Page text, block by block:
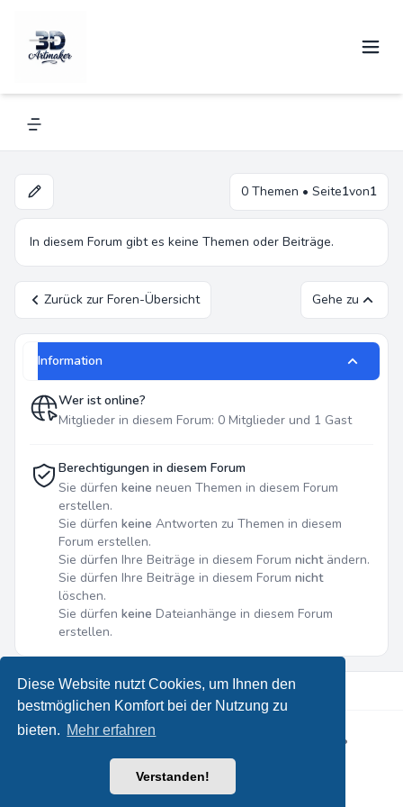
Diese Website nutzt Cookies, um Ihnen den
bestmöglichen Komfort bei der Nutzung zu
bieten. Mehr erfahren
Verstanden!
Navigation menu
0 Themen • Seite1von1
In diesem Forum gibt es keine Themen oder Beiträge.
Zurück zur Foren-Übersicht Gehe zu
Information
Wer ist online?
Mitglieder in diesem Forum: 0 Mitglieder und 1 Gast
Berechtigungen in diesem Forum
Sie dürfen keine neuen Themen in diesem Forum
erstellen.
Sie dürfen keine Antworten zu Themen in diesem
Forum erstellen.
Sie dürfen Ihre Beiträge in diesem Forum nichtändern.
Sie dürfen Ihre Beiträge in diesem Forum nicht
löschen.
Sie dürfen keine Dateianhänge in diesem Forum
erstellen.
Powered byphpBB® Forum Software © phpBB Limited
•
Leenoz
Deutsche Übersetzung durchphpBB.de
Nutzungsbedingungen|Alle Zeiten sind